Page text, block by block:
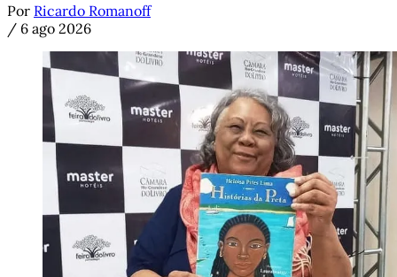
Por Ricardo Romanoff
/ 6 ago 2026